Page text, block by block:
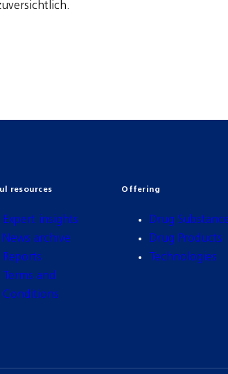
resources
Expert insights
News archive
Reports
Terms and
Conditions
Offering
Drug
Drug Products
Technologies